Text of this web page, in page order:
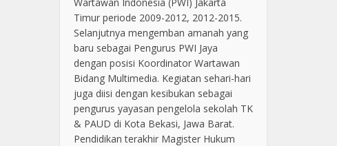
Timur periode 2009-2012, 2012-2015.
Selanjutnya mengemban amanah yang
baru sebagai Pengurus PWI Jaya
dengan posisi Koordinator Wartawan
Bidang Multimedia. Kegiatan sehari-hari
juga diisi dengan kesibukan sebagai
pengurus yayasan pengelola sekolah TK
& PAUD di Kota Bekasi, Jawa Barat.
Pendidikan terakhir Magister Hukum